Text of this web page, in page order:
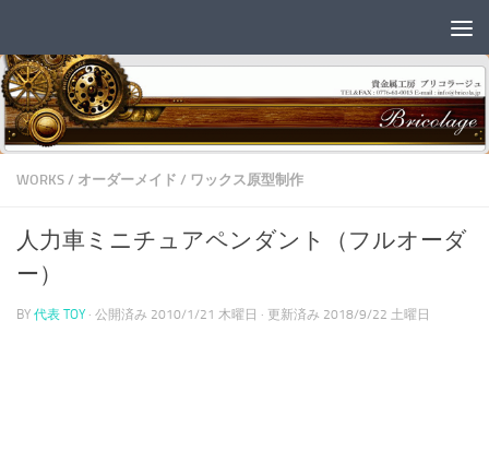
WORKS / オーダーメイド / ワックス原型制作
人力車ミニチュアペンダント（フルオーダ
ー）
BY 代表 TOY · 公開済み 2010/1/21 木曜日 · 更新済み 2018/9/22 土曜日